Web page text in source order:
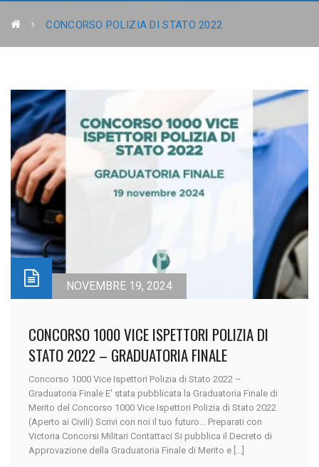
CONCORSO POLIZIA DI STATO 2022
NOVEMBRE 19, 2024
CONCORSO 1000 VICE ISPETTORI POLIZIA DI
STATO 2022 – GRADUATORIA FINALE
Concorso 1000 Vice Ispettori Polizia di Stato 2022 –
Graduatoria Finale E' stata pubblicata la Graduatoria Finale di
Merito del Concorso 1000 Vice Ispettori Polizia di Stato 2022
(Aperto ai Civili) Scrivi con noi il tuo futuro... Preparati con
Victoria Concorsi Militari Contattaci Si pubblica il Decreto di
Approvazione della Graduatoria Finale di Merito e [...]